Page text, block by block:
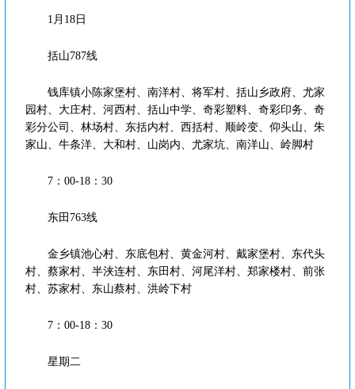
1月18日
括山787线
钱库镇小陈家堡村、南洋村、将军村、括山乡政府、尤家
园村、大庄村、河西村、括山中学、奇彩塑料、奇彩印务、奇
彩分公司、林场村、东括内村、西括村、顺岭变、仰头山、朱
家山、牛条洋、大和村、山岗内、尤家坑、南洋山、岭脚村
7：00-18：30
东田763线
金乡镇池心村、东底包村、黄金河村、戴家堡村、东代头
村、蔡家村、半浃连村、东田村、河尾洋村、郑家楼村、前张
村、苏家村、东山蔡村、洪岭下村
7：00-18：30
星期二